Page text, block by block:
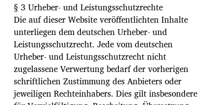
§ 3 Urheber- und Leistungsschutzrechte
Die auf dieser Website veröffentlichten Inhalte
unterliegen dem deutschen Urheber- und
Leistungsschutzrecht. Jede vom deutschen
Urheber- und Leistungsschutzrecht nicht
zugelassene Verwertung bedarf der vorherigen
schriftlichen Zustimmung des Anbieters oder
jeweiligen Rechteinhabers. Dies gilt insbesondere